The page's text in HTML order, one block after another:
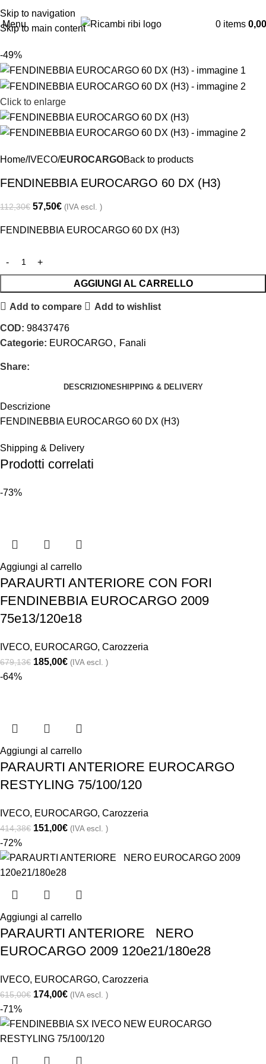
Skip to navigation
Skip to main content
Menu 0 items 0,00
-49%
Click to enlarge
Home IVECO EUROCARGOBack to products
FENDINEBBIA EUROCARGO 60 DX (H3)
112,30€ 57,50€ (IVA escl. )
FENDINEBBIA EUROCARGO 60 DX (H3)
AGGIUNGI AL CARRELLO
Add to compare Add to wishlist
COD: 98437476
Categorie: EUROCARGO, Fanali
Share:
DESCRIZIONESHIPPING & DELIVERY
Descrizione
FENDINEBBIA EUROCARGO 60 DX (H3)
Shipping & Delivery
Prodotti correlati
-73%
Aggiungi al carrello
PARAURTI ANTERIORE CON FORI
FENDINEBBIA EUROCARGO 2009
75e13/120e18
IVECO, EUROCARGO, Carozzeria
679,13€ 185,00€ (IVA escl. )
-64%
Aggiungi al carrello
PARAURTI ANTERIORE EUROCARGO
RESTYLING 75/100/120
IVECO, EUROCARGO, Carozzeria
414,38€ 151,00€ (IVA escl. )
-72%
Aggiungi al carrello
PARAURTI ANTERIORE NERO
EUROCARGO 2009 120e21/180e28
IVECO, EUROCARGO, Carozzeria
615,00€ 174,00€ (IVA escl. )
-71%